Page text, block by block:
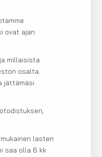
ovat ajan
millaisista
osalta.
jättämäsi
lasten
saa olla 6 kk